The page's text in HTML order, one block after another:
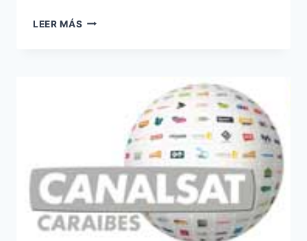
LEER MÁS FRANCE